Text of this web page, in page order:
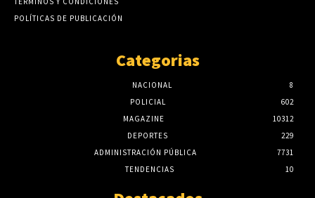
POLÍTICAS DE PUBLICACIÓN
Categorias
NACIONAL
8
POLICIAL
602
MAGAZINE
10312
DEPORTES
229
ADMINISTRACIÓN PÚBLICA
7731
TENDENCIAS
10